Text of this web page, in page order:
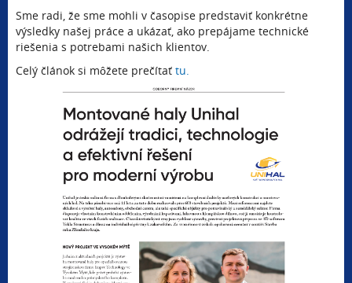
Sme radi, že sme mohli v časopise predstaviť konkrétne
výsledky našej práce a ukázať, ako prepájame technické
riešenia s potrebami našich klientov.
Celý článok si môžete prečítať tu.